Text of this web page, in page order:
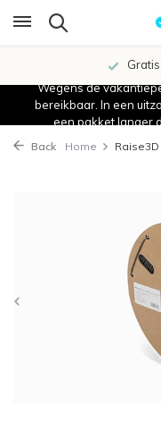
Wegens de
bereikbaar. In een
een pakket langer
Back Home